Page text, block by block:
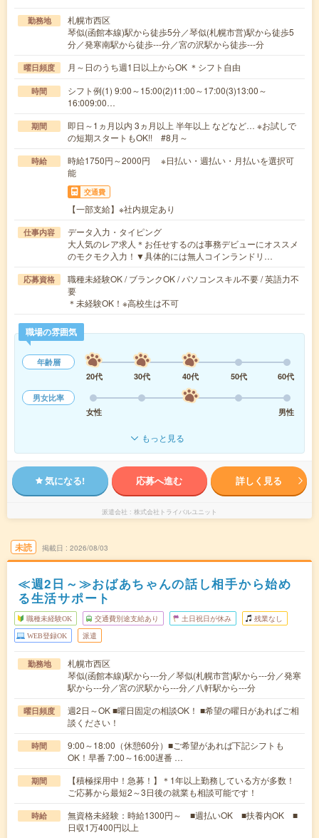
勤務地
札幌市西区
琴似(函館本線)駅から徒歩5分／琴似(札幌市営)駅から徒歩5
分／発寒南駅から徒歩---分／宮の沢駅から徒歩---分
曜日頻度 月～日のうち週1日以上からOK ＊シフト自由
時間
シフト例(1) 9:00～15:00(2)11:00～17:00(3)13:00～
16:009:00…
期間
即日～1ヵ月以内 3ヵ月以上 半年以上 などなど… ※お試しで
の短期スタートもOK!! #8月～
時給
時給1750円～2000円 ※日払い・週払い・月払いを選択可
能
交通費
【一部支給】※社内規定あり
仕事内容
データ入力・タイピング
大人気のレア求人＊お任せするのは事務デビューにオススメ
のモクモク入力！▼具体的には無人コインランドリ…
応募資格
職種未経験OK / ブランクOK / パソコンスキル不要 / 英語力不
要
＊未経験OK！※高校生は不可
職場の雰囲気
年齢層
20代
30代 40代 50代
60代
男女比率
女性
男性
もっと見る
気になる! 応募へ進む 詳しく見る
派遣会社 株式会社トライバルユニット
未読 掲載日 2026/08/03
≪週2日～≫おばあちゃんの話し相手から始め
る生活サポート
職種未経験OK 交通費別途支給あり 土日祝日が休み 残業なし
WEB登録OK 派遣
勤務地
札幌市西区
琴似(函館本線)駅から---分／琴似(札幌市営)駅から---分／発寒
駅から---分／宮の沢駅から---分／八軒駅から---分
曜日頻度
週2日～OK ■曜日固定の相談OK！ ■希望の曜日があればご相
談ください！
時間
9:00～18:00（休憩60分）■ご希望があれば下記シフトも
OK！早番 7:00～16:00遅番 …
期間
【積極採用中！急募！】＊1年以上勤務している方が多数！
ご応募から最短2～3日後の就業も相談可能です！
時給
無資格未経験：時給1300円～ ■週払いOK ■扶養内OK ■
日収1万400円以上